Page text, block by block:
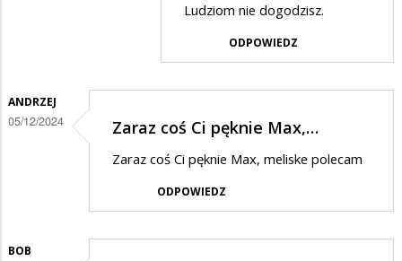
Ludziom nie dogodzisz.
ODPOWIEDZ
ANDRZEJ
05/12/2024 Zaraz coś Ci pęknie Max,…
Zaraz coś Ci pęknie Max, meliske polecam
ODPOWIEDZ
BOB